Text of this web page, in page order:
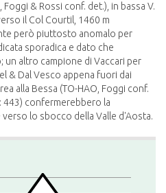
& Rossi conf. det.), in bassa V.
il Col Courtil, 1460 m
però piuttosto anomalo per
sporadica e dato che
altro campione di Vaccari per
& Dal Vesco appena fuori dai
alla Bessa (TO-HAO, Foggi conf.
443) confermerebbero la
lo sbocco della Valle d'Aosta.